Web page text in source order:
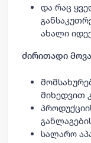
და რაც
ახალი
ძირითადი
მიხედვით
სალარო